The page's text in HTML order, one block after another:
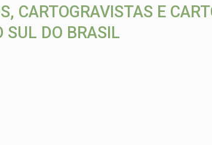
CARTOGRAVISTAS E
SUL DO BRASIL